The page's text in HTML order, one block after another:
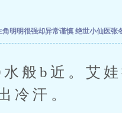
角明明很强却异常谨慎 绝世小仙医张
b近。艾娃
冷汗。